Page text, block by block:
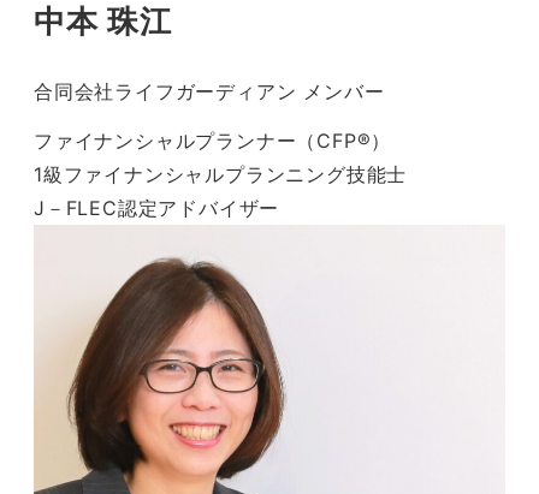
中本 珠江
合同会社ライフガーディアン メンバー
ファイナンシャルプランナー（CFP®）
1級ファイナンシャルプランニング技能士
J－FLEC認定アドバイザー